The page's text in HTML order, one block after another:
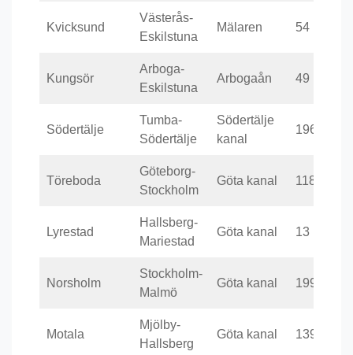
Kvicksund
Västerås-
Eskilstuna
Mälaren 54
Kungsör
Arboga-
Eskilstuna
Arbogaån 49
Södertälje
Tumba-
Södertälje
Södertälje
kanal
196
Töreboda
Göteborg-
Stockholm
Göta kanal 118
Lyrestad
Hallsberg-
Mariestad
Göta kanal 13
Norsholm
Stockholm-
Malmö
Göta kanal 199
Motala
Mjölby-
Hallsberg
Göta kanal 139